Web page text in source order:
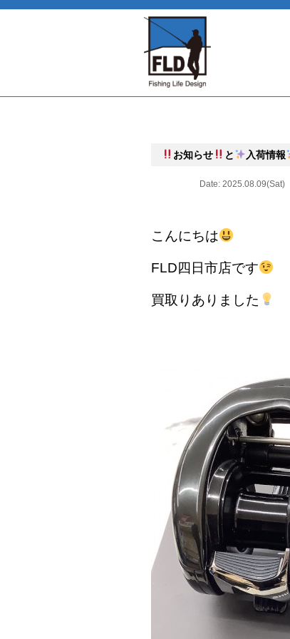
お知らせ と 入荷情報
Date: 2025.08.09(Sat)
こんにちは
FLD四日市店です
買取りありました